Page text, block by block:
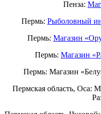
Пенза:
Пермь: Рыболовный
Пермь: Магазин
Пермь: Магазин
Пермь: Магазин
Пермская область, Оса: